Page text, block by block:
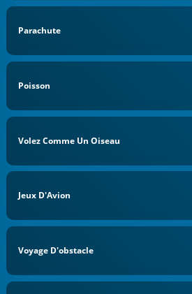
Parachute
Poisson
Volez Comme Un Oiseau
Jeux D'Avion
Voyage D'obstacle